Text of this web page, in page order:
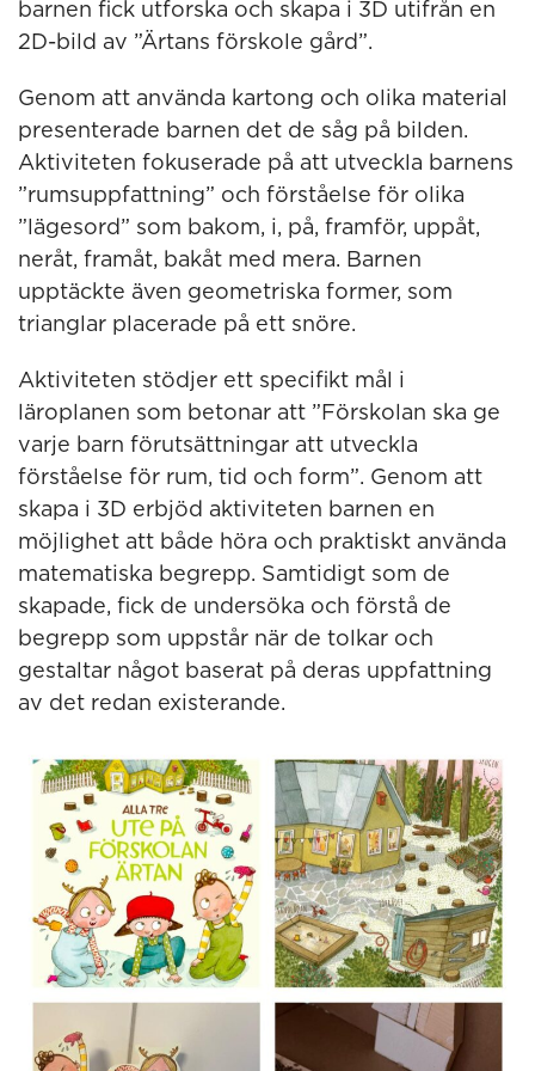
barnen fick utforska och skapa i 3D utifrån en
2D-bild av ”Ärtans förskole gård”.
Genom att använda kartong och olika material
presenterade barnen det de såg på bilden.
Aktiviteten fokuserade på att utveckla barnens
”rumsuppfattning” och förståelse för olika
”lägesord” som bakom, i, på, framför, uppåt,
neråt, framåt, bakåt med mera. Barnen
upptäckte även geometriska former, som
trianglar placerade på ett snöre.
Aktiviteten stödjer ett specifikt mål i
läroplanen som betonar att ”Förskolan ska ge
varje barn förutsättningar att utveckla
förståelse för rum, tid och form”. Genom att
skapa i 3D erbjöd aktiviteten barnen en
möjlighet att både höra och praktiskt använda
matematiska begrepp. Samtidigt som de
skapade, fick de undersöka och förstå de
begrepp som uppstår när de tolkar och
gestaltar något baserat på deras uppfattning
av det redan existerande.